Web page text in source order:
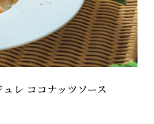
レ ココナッツソース